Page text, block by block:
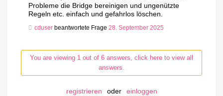
Probleme die Bridge bereinigen und ungenützte
Regeln etc. einfach und gefahrlos löschen.
cduser beantwortete Frage 28. September 2025
You are viewing 1 out of 6 answers, click here to view all
answers.
registrieren oder einloggen